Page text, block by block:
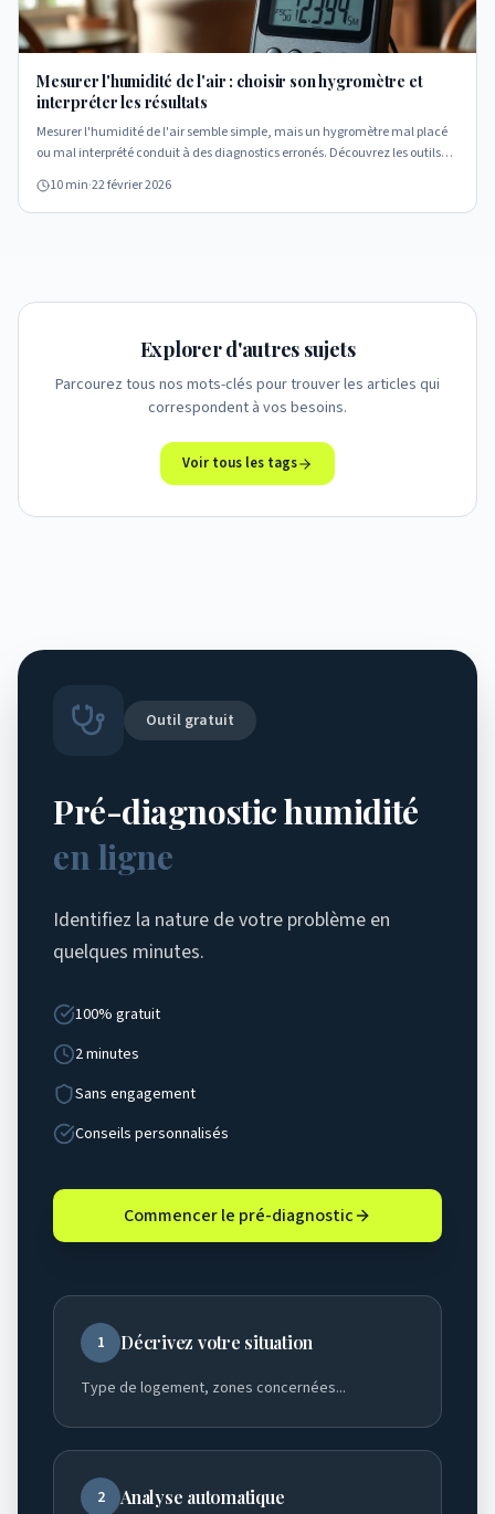
Mesurer l'humidité de l'air : choisir son hygromètre et
interpréter les résultats
Mesurer l'humidité de l'air semble simple, mais un hygromètre mal placé
ou mal interprété conduit à des diagnostics erronés. Découvrez les outils
10 min·22 février 2026
Explorer d'autres sujets
Parcourez tous nos mots-clés pour trouver les articles qui
correspondent à vos besoins.
Voir tous les tags
Outil gratuit
Pré-diagnostic humidité
en ligne
Identifiez la nature de votre problème en
quelques minutes.
100% gratuit
2 minutes
Sans engagement
Conseils personnalisés
Commencer le pré-diagnostic
1 Décrivez votre situation
Type de logement, zones concernées...
2 Analyse automatique